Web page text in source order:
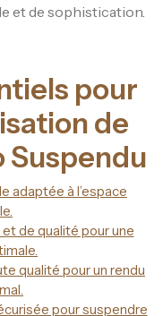
et de sophistication.
pour
de
Suspendu
adaptée à l’espace
de qualité pour une
qualité pour un rendu
pour suspendre